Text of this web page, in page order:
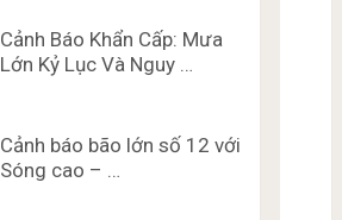
Cảnh Báo Khẩn Cấp: Mưa
Lớn Kỷ Lục Và Nguy …
Cảnh báo bão lớn số 12 với
Sóng cao – …